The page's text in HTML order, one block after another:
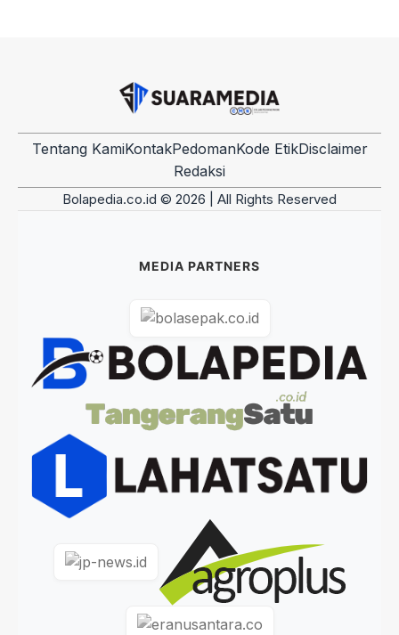
Tentang KamiKontakPedomanKode EtikDisclaimer
Redaksi
Bolapedia.co.id © 2026 | All Rights Reserved
MEDIA PARTNERS